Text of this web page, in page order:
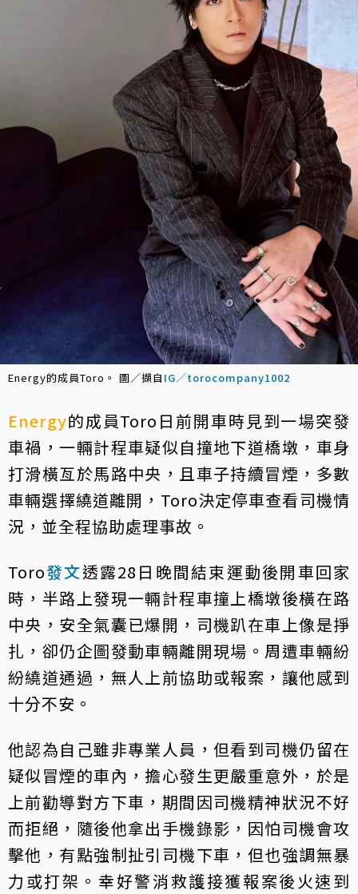
Energy的成員Toro。 圖／擷自 IG／torocompany1002
Energy的成員Toro日前開車時見到一場突發
車禍，一輛計程車疑似自撞地下道橋墩，車身
打滑橫亙於馬路中央，且車子持續冒煙，多數
車輛選擇繞道離開，Toro決定停車查看司機情
況，並全程協助處理事故。
Toro發文透露28日晚間結束運動後開車回家
時，半路上發現一輛計程車撞上橋墩後橫在路
中央，安全氣囊已爆開，司機趴在車上像是掙
扎，卻仍企圖發動車輛離開現場。周遭車輛紛
紛繞道通過，無人上前協助或報案，讓他感到
十分不安。
他認為自己雖非專業人員，但看到司機仍留在
疑似冒煙的車內，擔心發生更嚴重意外，於是
上前勸導對方下車，期間因司機精神狀況不好
而拒絕，隨後他拿出手機錄影，因怕司機會攻
擊他，有點強制扯引司機下車，但也強調無暴
力或打架。幸好警消救護接獲報案後火速到